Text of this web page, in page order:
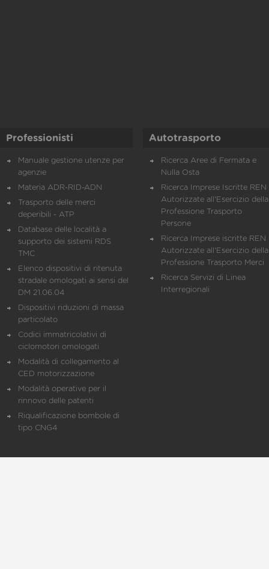
Professionisti
Manuale gestione utenze per
agenzie
Materia ADR-RID-ADN
Trasporto delle merci
deperibili - ATP
Database delle località a
supporto dei sistemi RDS
TMC
Elenco dispositivi di ritenuta
stradale omologati ai sensi del
DM 21.06.04
Dispositivi riduzioni di massa
particolato
Codici immatricolativi di
ciclomotori omologati
Modalità di collegamento al
CED motorizzazione
Modalità operative per il
rinnovo delle patenti
Riqualificazione bombole di
tipo CNG4
Autotrasporto
Ricerca Aree di Fermata e
Nulla Osta
Ricerca Imprese Iscritte REN
Autorizzate all'Esercizio della
Professione Trasporto
Persone
Ricerca Imprese iscritte REN
Autorizzate all'Esercizio della
Professione Trasporto Merci
Ricerca Servizi di Linea
Interregionali